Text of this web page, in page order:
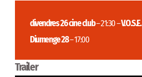
divendres 26 cine club– 21:30 –V.O.S.E.
Diumenge 28– 17:00
Trailer